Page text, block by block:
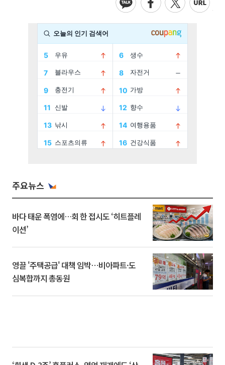
주요뉴스
바다 태운 폭염에…회 한 접시도 ‘히트플레
이션’
영끌 '주택공급' 대책 임박⋯비아파트·도
심복합까지 총동원